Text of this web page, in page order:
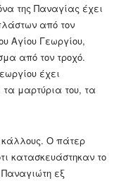
της Παναγίας έχει
από τον
Αγίου Γεωργίου,
από τον τροχό.
έχει
τα μαρτύρια του, τα
Ο πάτερ
κατασκευάστηκαν το
εξ